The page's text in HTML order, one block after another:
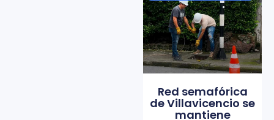
Red semafórica
de Villavicencio se
mantiene